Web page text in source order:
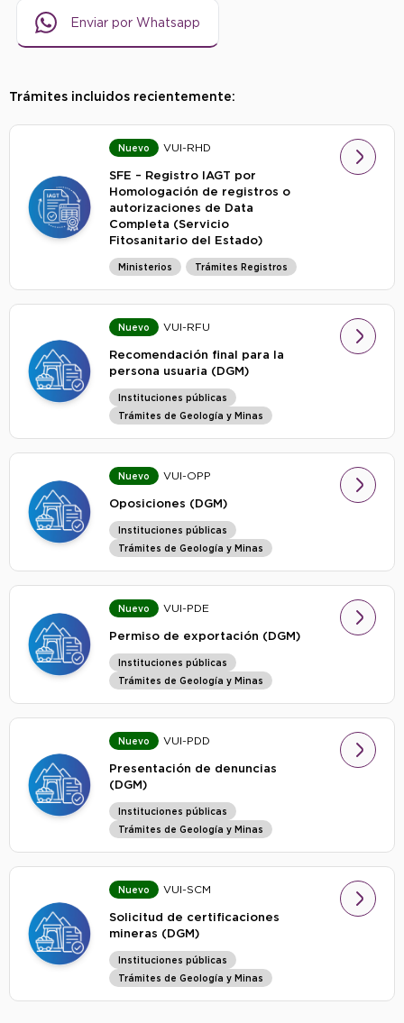
Enviar por Whatsapp
Trámites incluidos recientemente:
Nuevo VUI-RHD
SFE – Registro IAGT por
Homologación de registros o
autorizaciones de Data
Completa (Servicio
Fitosanitario del Estado)
Ministerios Trámites Registros
Nuevo VUI-RFU
Recomendación final para la
persona usuaria (DGM)
Instituciones públicas
Trámites de Geología y Minas
Nuevo VUI-OPP
Oposiciones (DGM)
Instituciones públicas
Trámites de Geología y Minas
Nuevo VUI-PDE
Permiso de exportación (DGM)
Instituciones públicas
Trámites de Geología y Minas
Nuevo VUI-PDD
Presentación de denuncias
(DGM)
Instituciones públicas
Trámites de Geología y Minas
Nuevo VUI-SCM
Solicitud de certificaciones
mineras (DGM)
Instituciones públicas
Trámites de Geología y Minas